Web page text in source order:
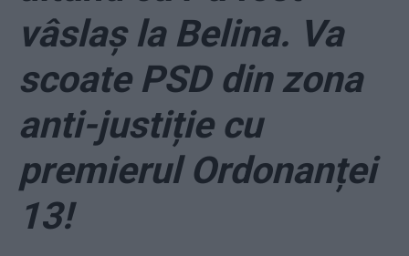
vâslaș la Belina. Va
scoate PSD din zona
anti-justiție cu
premierul Ordonanței
13!